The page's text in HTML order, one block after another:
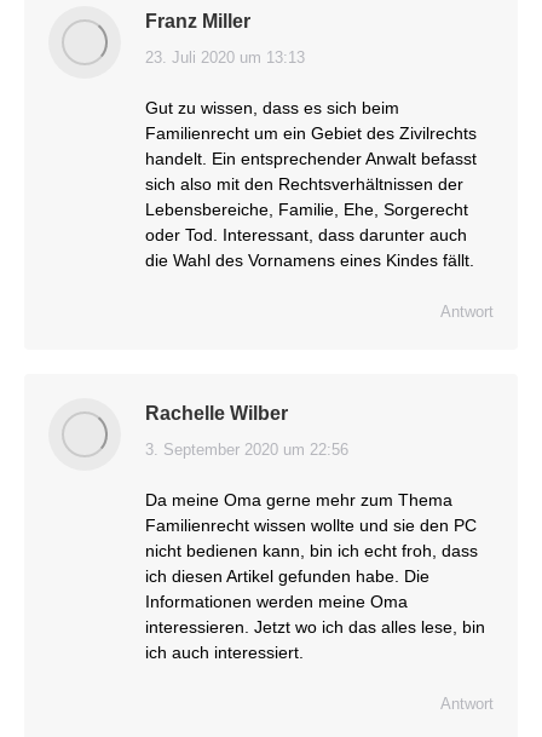
Franz Miller
sagt:
23. Juli 2020 um 13:13
Gut zu wissen, dass es sich beim
Familienrecht um ein Gebiet des Zivilrechts
handelt. Ein entsprechender Anwalt befasst
sich also mit den Rechtsverhältnissen der
Lebensbereiche, Familie, Ehe, Sorgerecht
oder Tod. Interessant, dass darunter auch
die Wahl des Vornamens eines Kindes fällt.
Antwort
Rachelle Wilber
sagt:
3. September 2020 um 22:56
Da meine Oma gerne mehr zum Thema
Familienrecht wissen wollte und sie den PC
nicht bedienen kann, bin ich echt froh, dass
ich diesen Artikel gefunden habe. Die
Informationen werden meine Oma
interessieren. Jetzt wo ich das alles lese, bin
ich auch interessiert.
Antwort